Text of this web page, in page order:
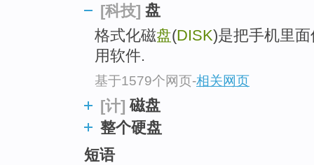
[科技] 盘
格式化磁盘(DISK)是把手机里
用软件.
基于1579个网页-相关网页
[计] 磁盘
整个硬盘
短语